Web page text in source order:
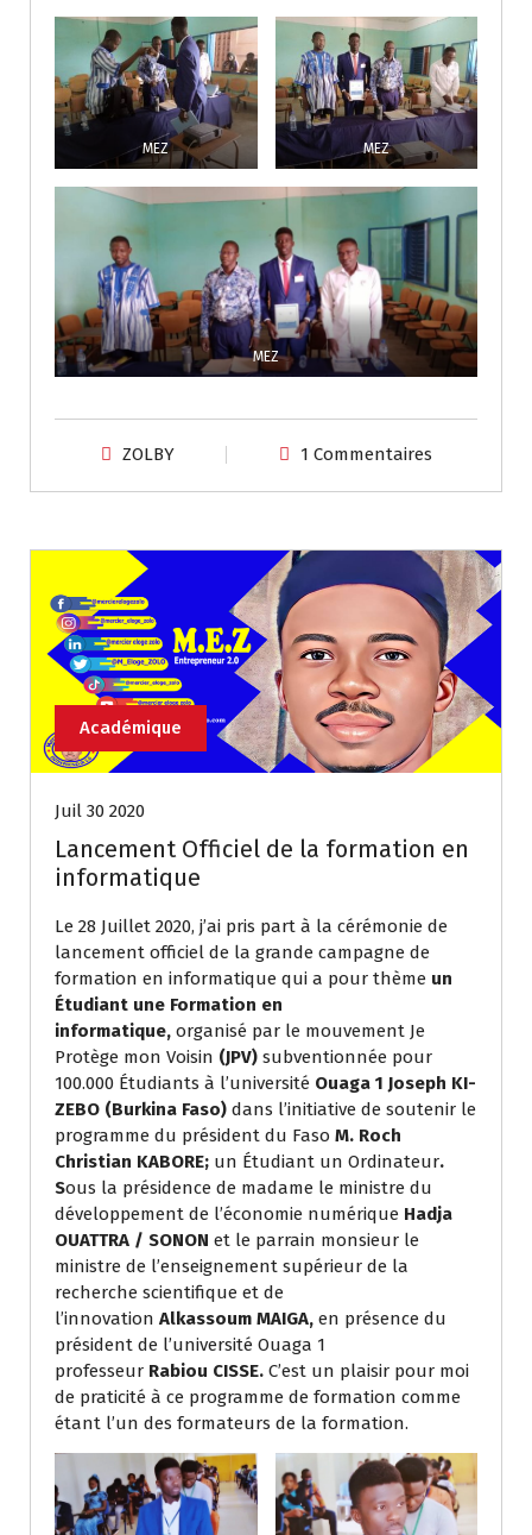
MEZ MEZ
MEZ
ZOLBY 1 Commentaires
Académique
Juil 30 2020
Lancement Officiel de la formation en
informatique
Le 28 Juillet 2020, j’ai pris part à la cérémonie de
lancement officiel de la grande campagne de
formation en informatique qui a pour thème un
Étudiant une Formation en
informatique, organisé par le mouvement Je
Protège mon Voisin (JPV) subventionnée pour
100.000 Étudiants à l’université Ouaga 1 Joseph KI-
ZEBO (Burkina Faso) dans l’initiative de soutenir le
programme du président du Faso M. Roch
Christian KABORE; un Étudiant un Ordinateur.
Sous la présidence de madame le ministre du
développement de l’économie numérique Hadja
OUATTRA / SONON et le parrain monsieur le
ministre de l’enseignement supérieur de la
recherche scientifique et de
l’innovation Alkassoum MAIGA, en présence du
président de l’université Ouaga 1
professeur Rabiou CISSE. C’est un plaisir pour moi
de praticité à ce programme de formation comme
étant l’un des formateurs de la formation.